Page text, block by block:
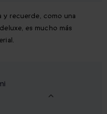
y recuerde, como una
es mucho más